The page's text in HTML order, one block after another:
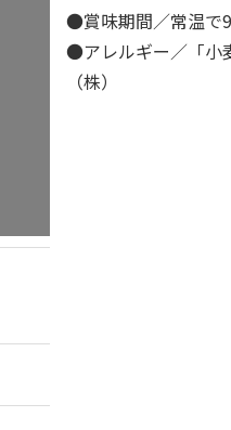
●賞味期間／常温で
●アレルギー／「小
（株）